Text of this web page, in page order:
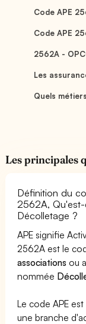
Code APE
Code APE
2562A -
Les
Quels
Les principales
Définition du
2562A,
Décolletage ?
APE signifie
2562A est le
associations ou
nommée
Le code APE
une branche